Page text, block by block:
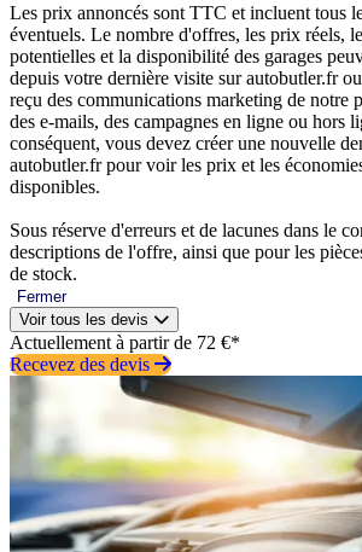
Les prix annoncés sont TTC et incluent tous
éventuels. Le nombre d'offres, les prix réels,
potentielles et la disponibilité des garages
depuis votre dernière visite sur autobutler.fr
reçu des communications marketing de notre
des e-mails, des campagnes en ligne ou hors
conséquent, vous devez créer une nouvelle
autobutler.fr pour voir les prix et les
disponibles.
Sous réserve d'erreurs et de lacunes dans le
descriptions de l'offre, ainsi que pour les
de stock.
Fermer
Voir tous les devis
Actuellement à partir de 72 €*
Recevez des devis